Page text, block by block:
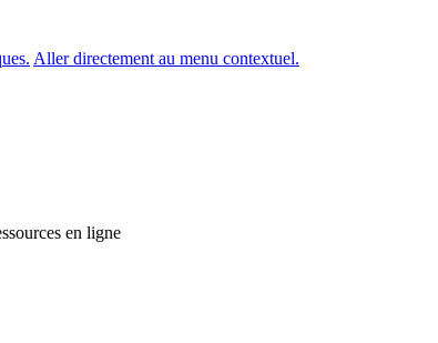
Aller directement au menu contextuel.
en ligne